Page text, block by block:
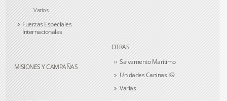
Varios
Fuerzas Especiales
Internacionales
MISIONES Y CAMPAÑAS
OTRAS
Salvamento Marítimo
Unidades Caninas K9
Varias